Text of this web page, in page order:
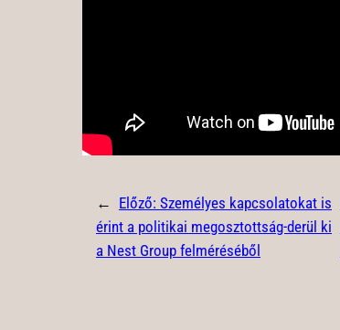
← Előző: Személyes kapcsolatokat is
érint a politikai megosztottság-derül ki
a Nest Group felméréséből